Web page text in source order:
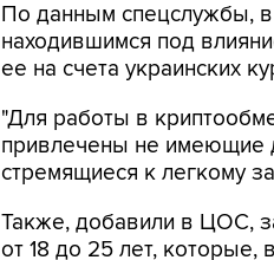
По данным спецслужбы,
находившимся под
ее на счета украинских
"Для работы в
привлечены не имеющие
стремящиеся к легкому
Также, добавили в ЦОС,
от 18 до 25 лет, которые,